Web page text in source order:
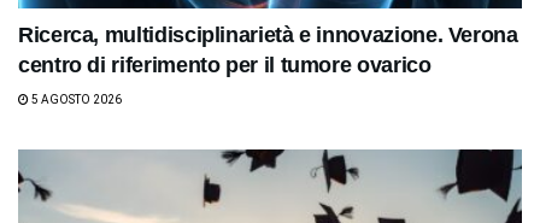
Ricerca, multidisciplinarietà e innovazione. Verona
centro di riferimento per il tumore ovarico
5 AGOSTO 2026